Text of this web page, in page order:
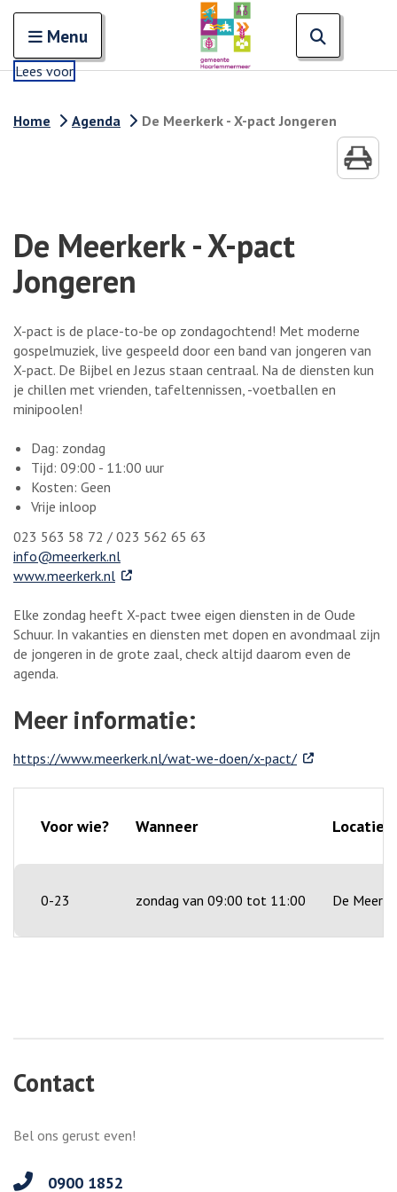
Open en sluit het
Menu
Lees voor
Home Agenda De Meerkerk - X-pact Jongeren
De Meerkerk - X-pact
Jongeren
X-pact is de place-to-be op zondagochtend! Met moderne
gospelmuziek, live gespeeld door een band van jongeren van
X-pact. De Bijbel en Jezus staan centraal. Na de diensten kun
je chillen met vrienden, tafeltennissen, -voetballen en
minipoolen!
Dag: zondag
Tijd: 09:00 - 11:00 uur
Kosten: Geen
Vrije inloop
023 563 58 72 / 023 562 65 63
info@meerkerk.nl
www.meerkerk.nl . Externe link
Elke zondag heeft X-pact twee eigen diensten in de Oude
Schuur. In vakanties en diensten met dopen en avondmaal zijn
de jongeren in de grote zaal, check altijd daarom even de
agenda.
Meer informatie:
https://www.meerkerk.nl/wat-we-doen/x-pact/. Externe link
Voor wie? Wanneer Locatie
0-23 zondag van 09:00 tot 11:00 De
Contact
Bel ons gerust even!
0900 1852